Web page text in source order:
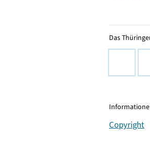
Das
Copyright